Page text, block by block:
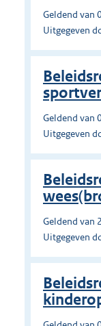
Geldend van
Uitgegeven
Geldend van
Uitgegeven
Geldend van
Uitgegeven